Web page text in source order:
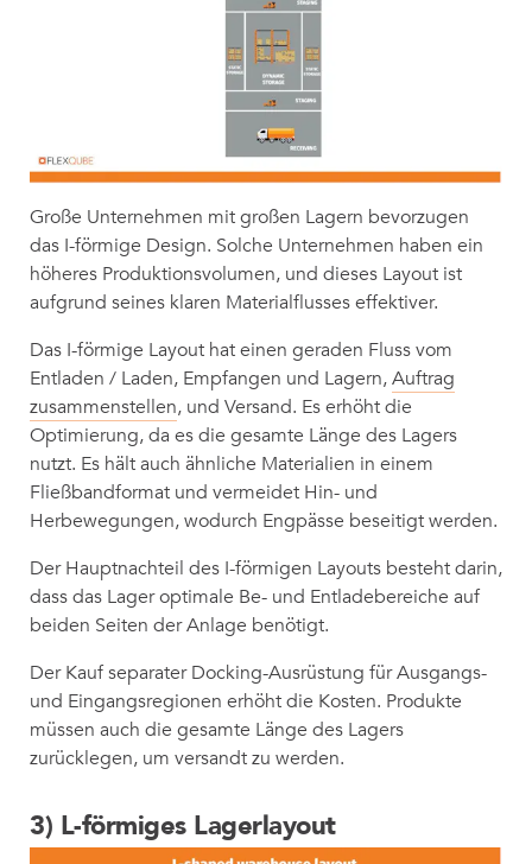
Große Unternehmen mit großen Lagern bevorzugen
das I-förmige Design. Solche Unternehmen haben ein
höheres Produktionsvolumen, und dieses Layout ist
aufgrund seines klaren Materialflusses effektiver.
Das I-förmige Layout hat einen geraden Fluss vom
Entladen / Laden, Empfangen und Lagern,Auftrag
zusammenstellen, und Versand. Es erhöht die
Optimierung, da es die gesamte Länge des Lagers
nutzt. Es hält auch ähnliche Materialien in einem
Fließbandformat und vermeidet Hin- und
Herbewegungen, wodurch Engpässe beseitigt werden.
Der Hauptnachteil des I-förmigen Layouts besteht darin,
dass das Lager optimale Be- und Entladebereiche auf
beiden Seiten der Anlage benötigt.
Der Kauf separater Docking-Ausrüstung für Ausgangs-
und Eingangsregionen erhöht die Kosten. Produkte
müssen auch die gesamte Länge des Lagers
zurücklegen, um versandt zu werden.
3) L-förmiges Lagerlayout